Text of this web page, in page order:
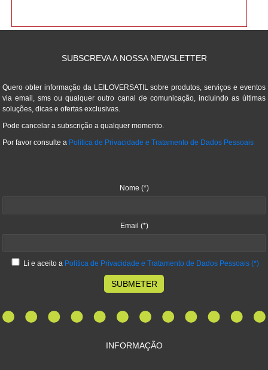
SUBSCREVA A NOSSA NEWSLETTER
Quero obter informação da LEILOVERSATIL sobre produtos, serviços e eventos
via email, sms ou qualquer outro canal de comunicação, incluindo as últimas
soluções, dicas e ofertas exclusivas.
Pode cancelar a subscrição a qualquer momento.
Por favor consulte a Politica de Privacidade e Tratamento de Dados Pessoais
Nome (*)
Email (*)
Li e aceito a Política de Privacidade e Tratamento de Dados Pessoais (*)
SUBMETER
INFORMAÇÃO